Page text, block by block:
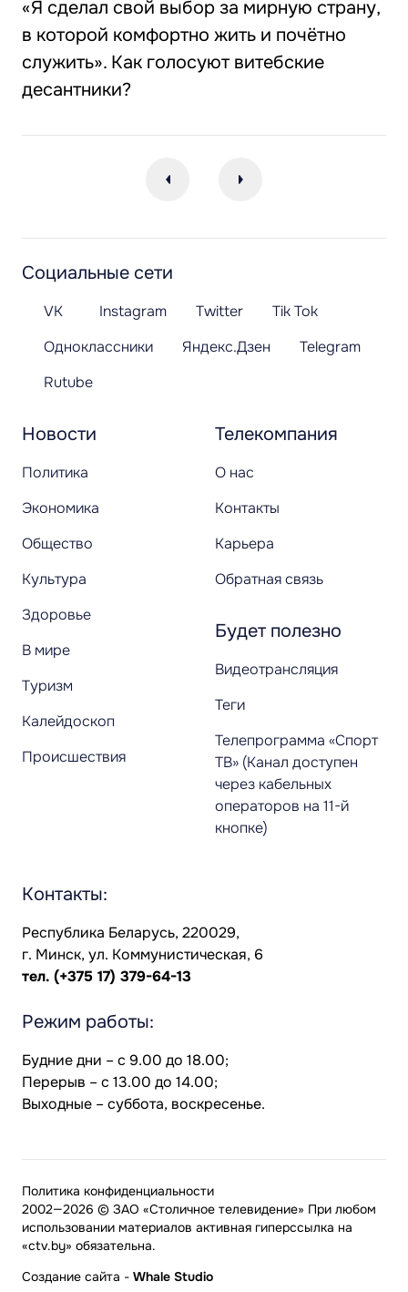
«Я сделал свой выбор за мирную страну,
в которой комфортно жить и почётно
служить». Как голосуют витебские
десантники?
Новости
Политика
Экономика
Общество
Культура
Здоровье
В мире
Туризм
Калейдоскоп
Происшествия
Телекомпания
О нас
Контакты
Карьера
Обратная связь
Будет полезно
Видеотрансляция
Теги
Телепрограмма «Спорт
ТВ» (Канал доступен
через кабельных
операторов на 11-й
кнопке)
Социальные сети
VK Instagram Twitter
Tik Tok
Одноклассники
Яндекс.Дзен
Telegram
Rutube
Контакты:
Республика Беларусь, 220029,
г. Минск, ул. Коммунистическая, 6
тел. (+375 17) 379-64-13
Режим работы:
Будние дни – с 9.00 до 18.00;
Перерыв – с 13.00 до 14.00;
Выходные – суббота, воскресенье.
2002—2026 © ЗАО «Столичное телевидение» При любом
использовании материалов активная гиперссылка на
«ctv.by» обязательна.
Политика конфиденциальности
Создание сайта - Whale Studio